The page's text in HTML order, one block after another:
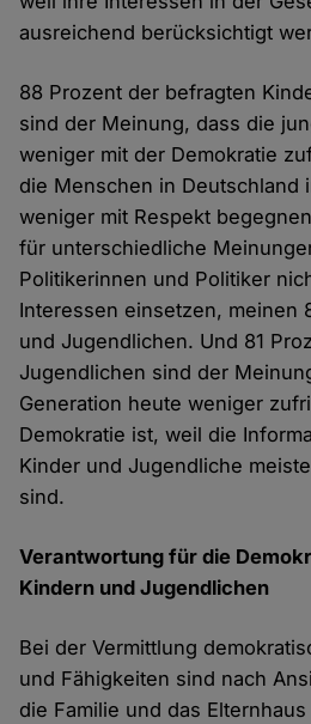
ausreichend berücksichtigt
88 Prozent der befragten
sind der Meinung, dass die
weniger mit der Demokratie
die Menschen in Deutschland
weniger mit Respekt
für unterschiedliche
Politikerinnen und Politiker
Interessen einsetzen, meinen
und Jugendlichen. Und 81
Jugendlichen sind der
Generation heute weniger
Demokratie ist, weil die
Kinder und Jugendliche
sind.
Verantwortung für die
Kindern und Jugendlichen
Bei der Vermittlung
und Fähigkeiten sind nach
die Familie und das